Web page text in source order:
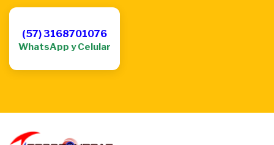
(57) 3168701076
WhatsApp y Celular